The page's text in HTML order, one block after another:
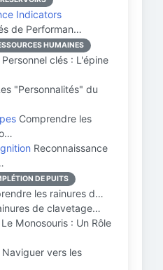
Indicators
de Performan…
HUMAINES
Personnel clés : L'épine
"Personnalités" du
Comprendre les
Reconnaissance
DE PUITS
les rainures d…
de clavetage…
Le Monosouris : Un Rôle
Naviguer vers les